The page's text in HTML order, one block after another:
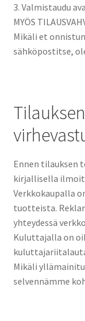
3. Valmistaudu
MYÖS
Mikäli et
sähköpostitse,
Ennen tilauksen
kirjallisella
Verkkokaupalla
tuotteista.
yhteydessä
Kuluttajalla on
Mikäli
selvennämme